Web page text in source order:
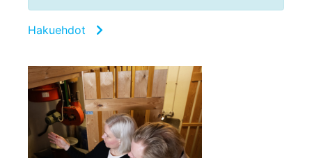
Hakuehdot